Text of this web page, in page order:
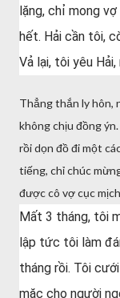
lặng, chỉ mong
hết. Hải cần tôi,
Vả lại, tôi yêu
Thẳng thắn ly hôn,
không chịu đồng
rồi dọn đồ đi một
tiếng, chỉ chúc
được cô vợ cục
Mất 3 tháng, tôi
lập tức tôi làm
tháng rồi. Tôi
mặc cho người